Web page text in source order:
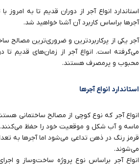
استاندارد انواع آجر از دوران قدیم تا به
آجرها براساس کاربرد آن آشنا خواهید شد.
آجر
می‌گرفته است. انواع آجر از زمان‌های قدیم تا
محبوب و پرمصرف هستند.
استاندارد انواع آجرها
انواع آجر که نوع کوچی از مصالح ساختمانی
ماسه و آب شکل و موقعیت خود را حفظ
قرمز رنگ در ذهن تداعی می‌شود اما آجرها به
می‌شوند.
انواع آجر براساس نوع پروژه ساخت‌وساز و